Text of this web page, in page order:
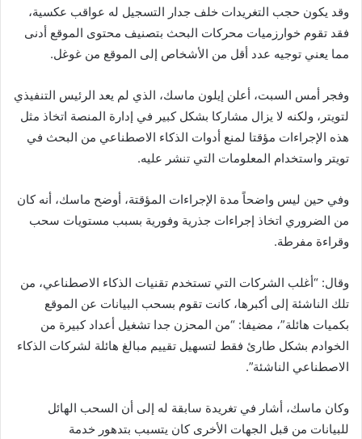
وقد يكون حجب التغريدات خلف جدار التسجيل له عواقب عكسية،
فقد تقوم خوارزميات محركات البحث بتصنيف محتوى الموقع أدنى
مما يعني توجيه عدد أقل من الأشخاص إلى الموقع من غوغل.
وفجر أمس السبت، أعلن إيلون ماسك، الذي لم يعد الرئيس التنفيذي
لتويتر، ولكنه لا يزال مشاركا بشكل كبير في إدارة المنصة اتخاذ مثل
هذه الإجراءات مؤقتا لمنع أدوات الذكاء الاصطناعي من البحث في
تويتر واستخدام المعلومات التي تنشر عليه.
وفي حين ليس واضحاً مدة الإجراءات المؤقتة، أوضح ماسك، أنه كان
من الضروري اتخاذ إجراءات جذرية وفورية بسبب مستويات سحب
وقراءة مفرطة.
وقال: “أغلب الشركات التي تستخدم تقنيات الذكاء الاصطناعي، من
تلك الناشئة إلى أكبرها، كانت تقوم بسحب البيانات عن الموقع
بكميات هائلة”، مضيفا: “من المحزن جدا تشغيل أعداد كبيرة من
الخوادم بشكل طارئ فقط لتسهيل تقييم مبالغ هائلة لشركات الذكاء
الاصطناعي الناشئة”.
وكان ماسك، أشار في تغريدة سابقة له إلى أن السحب الهائل
للبيانات من قبل الجهات الأخرى كان يتسبب بتدهور خدمة